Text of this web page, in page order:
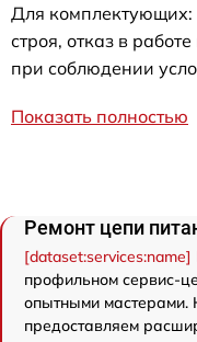
Для
строя, отказ в
при соблюдении
Показать полностью
Ремонт цепи
[dataset:services:name]
профильном сервис-
опытными мастерами.
предоставляем